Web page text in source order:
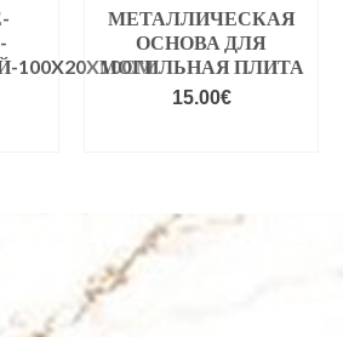
МЕТАЛЛИЧЕСКАЯ
ОСНОВА ДЛЯ
МОГИЛЬНАЯ ПЛИТА
15.00€